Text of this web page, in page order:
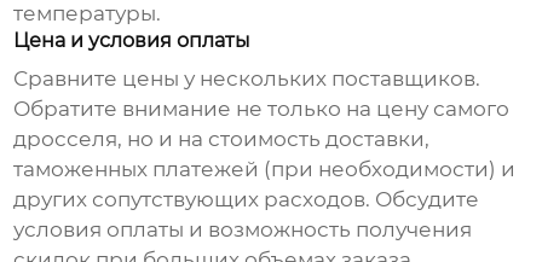
температуры.
Цена и условия оплаты
Сравните цены у нескольких поставщиков.
Обратите внимание не только на цену самого
дросселя, но и на стоимость доставки,
таможенных платежей (при необходимости) и
других сопутствующих расходов. Обсудите
условия оплаты и возможность получения